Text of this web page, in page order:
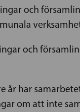
och
och
år har
om att inte